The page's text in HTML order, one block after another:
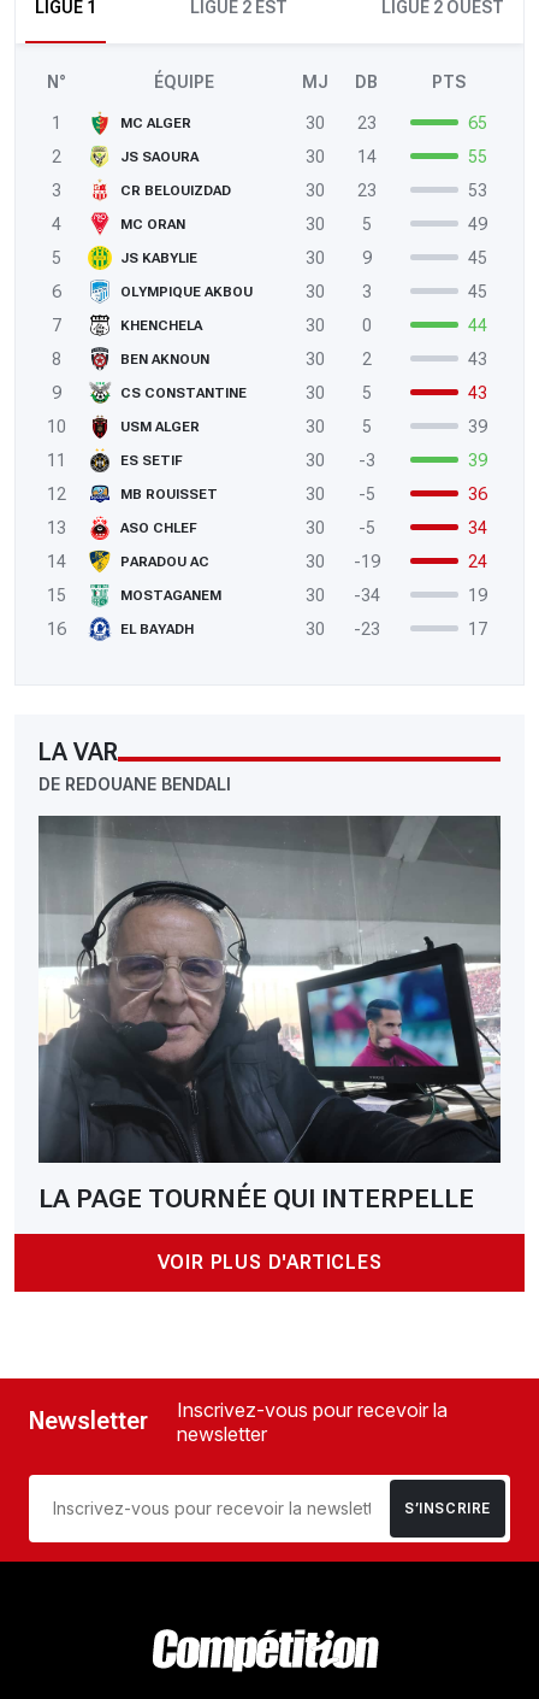
LIGUE 1 LIGUE 2 EST LIGUE 2 OUEST
N° ÉQUIPE MJ DB PTS
1 MC ALGER 30 23
65
2
JS SAOURA 30 14
55
3
CR BELOUIZDAD 30 23
53
4
MC ORAN 30 5
49
5
JS KABYLIE 30 9
45
6
OLYMPIQUE AKBOU 30 3
45
7
KHENCHELA 30 0
44
8
BEN AKNOUN 30 2
43
9
CS CONSTANTINE 30 5
43
10
USM ALGER 30 5
39
11
ES SETIF 30 -3
39
12
MB ROUISSET 30 -5
36
13
ASO CHLEF 30 -5
34
14
PARADOU AC 30 -19
24
15
MOSTAGANEM 30 -34
19
16
EL BAYADH 30 -23 17
LA VAR
DE REDOUANE BENDALI
LA PAGE TOURNÉE QUI INTERPELLE
VOIR PLUS D'ARTICLES
Newsletter
Inscrivez-vous pour recevoir la
newsletter
S’INSCRIRE